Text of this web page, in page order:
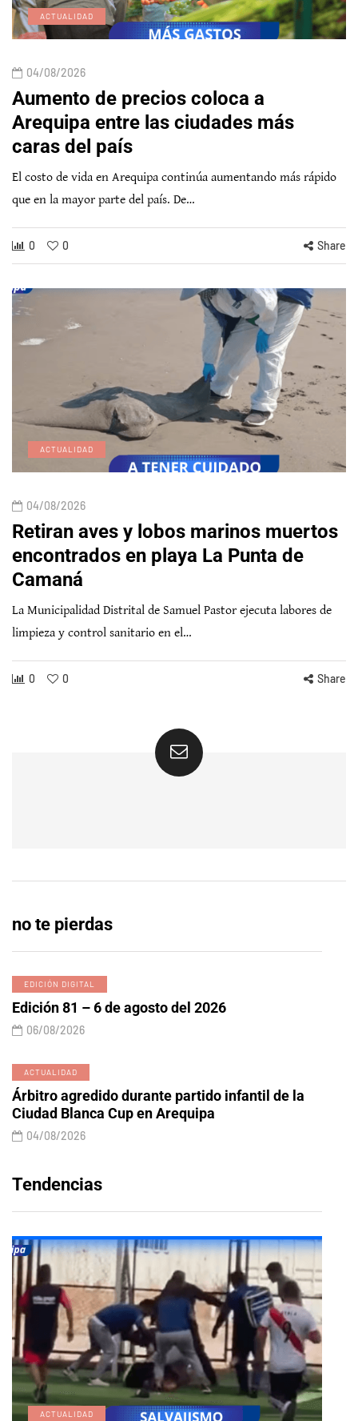
ACTUALIDAD
04/08/2026
Aumento de precios coloca a
Arequipa entre las ciudades más
caras del país
El costo de vida en Arequipa continúa aumentando más rápido
que en la mayor parte del país. De…
0 0 Share
ACTUALIDAD
04/08/2026
Retiran aves y lobos marinos muertos
encontrados en playa La Punta de
Camaná
La Municipalidad Distrital de Samuel Pastor ejecuta labores de
limpieza y control sanitario en el…
0 0 Share
no te pierdas
EDICIÓN DIGITAL
Edición 81 – 6 de agosto del 2026
06/08/2026
ACTUALIDAD
Árbitro agredido durante partido infantil de la
Ciudad Blanca Cup en Arequipa
04/08/2026
Tendencias
ACTUALIDAD